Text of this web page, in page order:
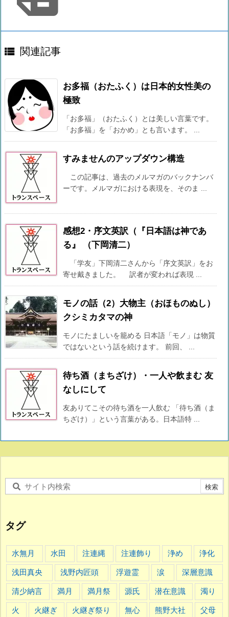
 関連記事
お多福（おたふく）は日本的女性美の
極致
「お多福」（おたふく）とは美しい言葉です。
「お多福」を「おかめ」とも言います。 ...
すみませんのアップダウン構造
この記事は、過去のメルマガのバックナンバ
ーです。メルマガにおける表現を、そのま ...
感想2・序文英訳（『日本語は神であ
る』 （下岡清二）
「学友」下岡清二さんから「序文英訳」をお
寄せ戴きました。 訳者が変われば表現 ...
モノの話（2）大物主（おほものぬし）
クシミカタマの神
モノにたましいを籠める 日本語「モノ」は物質
ではないという話を続けます。 前回、 ...
待ち酒（まちざけ）・一人や飲まむ 友
なしにして
友ありてこその待ち酒を一人飲む 「待ち酒（ま
ちざけ）」という言葉がある。日本語特 ...
タグ
水無月 水田 注連縄 注連飾り 浄め 浄化
浅田真央 浅野内匠頭 浮遊霊 涙 深層意識
清少納言 満月 満月祭 源氏 潜在意識 濁り
火 火継ぎ 火継ぎ祭り 無心 熊野大社 父母